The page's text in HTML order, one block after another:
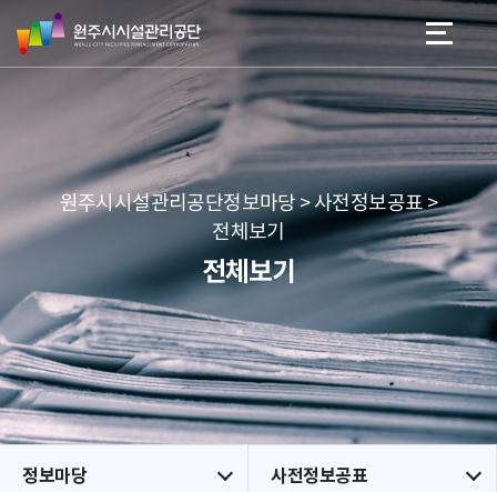
네
본문 바로가기
메뉴 바로가기
원
주
시
리
공
단
원주시시설관리공단정보마당 > 사전정보공표 >
전체보기
전체보기
정보마당 사전정보공표